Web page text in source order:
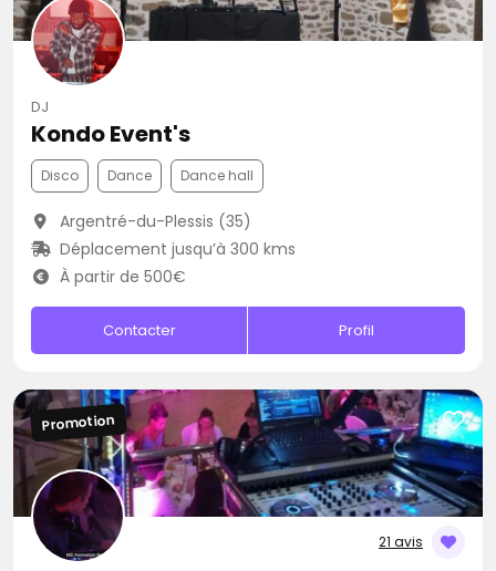
DJ
Kondo Event's
Disco Dance Dance hall
Argentré-du-Plessis (35)
Déplacement jusqu’à 300 kms
À partir de 500€
Contacter Profil
21 avis
Promotion